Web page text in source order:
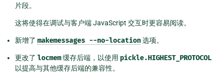
片段。
这将使得在调试与客户端 JavaScript 交互时更容易阅读。
新增了 makemessages --no-location选项。
更改了 locmem缓存后端，以使用 pickle.HIGHEST_PROTOCOL
以提高与其他缓存后端的兼容性。